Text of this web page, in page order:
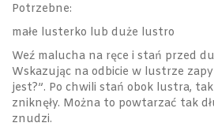
Potrzebne:
małe lusterko lub duże lustro
Weź malucha na ręce i stań przed
Wskazując na odbicie w lustrze
jest?”. Po chwili stań obok lustra,
zniknęły. Można to powtarzać tak
znudzi.